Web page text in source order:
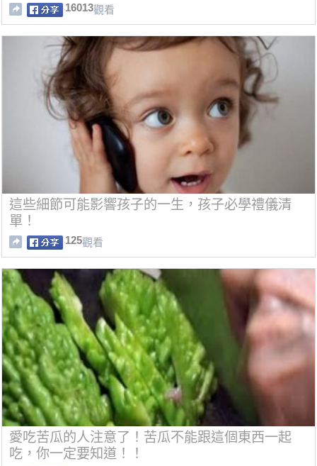
16013觀看
這些細節可能影響孩子的一生，孩子必學禮儀清
單！
125觀看
愛吃苦瓜的人注意了！苦瓜不能跟這個東西一起
吃，你一定要知道！！